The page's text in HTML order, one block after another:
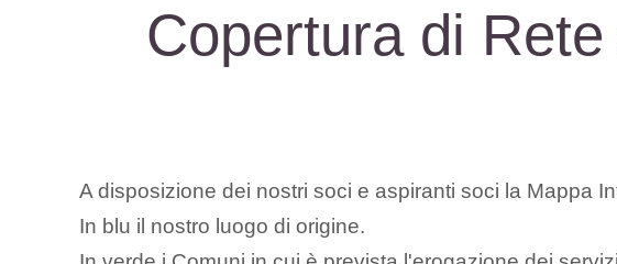
Copertura di
A disposizione dei nostri soci e aspiranti soci la Mappa
In blu il nostro luogo di origine.